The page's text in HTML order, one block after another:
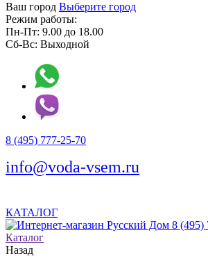
Ваш город Выберите город
Режим работы:
Пн-Пт: 9.00 до 18.00
Сб-Вс: Выходной
8 (495) 777-25-70
info@voda-vsem.ru
КАТАЛОГ
8 (495)
Каталог
Назад